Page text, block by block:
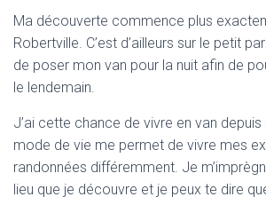
Ma découverte commence plus
Robertville. C’est d’ailleurs sur le petit
de poser mon van pour la nuit afin de
le lendemain.
J’ai cette chance de vivre en van
mode de vie me permet de vivre mes
randonnées différemment. Je
lieu que je découvre et je peux te dire